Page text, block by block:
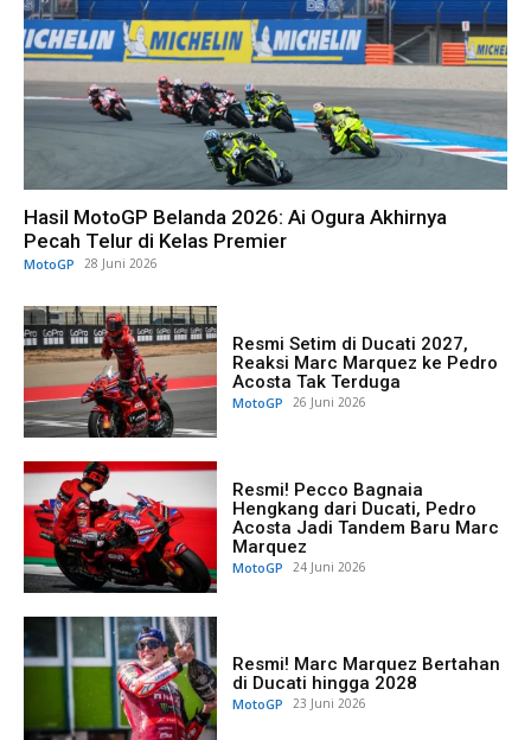
Hasil MotoGP Belanda 2026: Ai Ogura Akhirnya
Pecah Telur di Kelas Premier
MotoGP 28 Juni 2026
Resmi Setim di Ducati 2027,
Reaksi Marc Marquez ke Pedro
Acosta Tak Terduga
MotoGP 26 Juni 2026
Resmi! Pecco Bagnaia
Hengkang dari Ducati, Pedro
Acosta Jadi Tandem Baru Marc
Marquez
MotoGP 24 Juni 2026
Resmi! Marc Marquez Bertahan
di Ducati hingga 2028
MotoGP 23 Juni 2026